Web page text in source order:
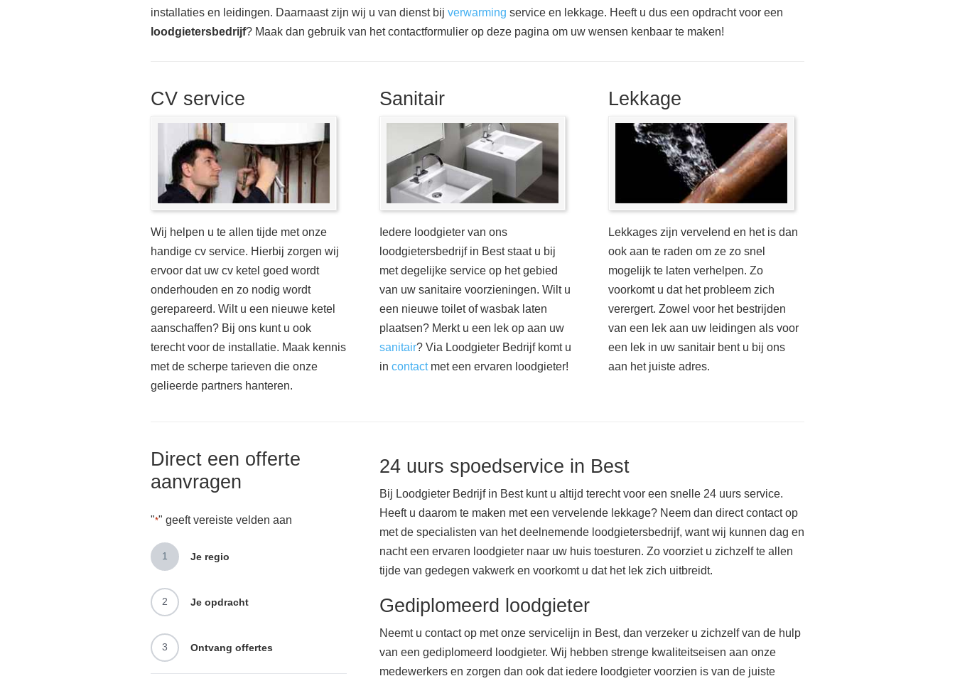
installaties en leidingen. Daarnaast zijn wij u van dienst bij verwarming service en lekkage. Heeft u dus een opdracht voor een
loodgietersbedrijf? Maak dan gebruik van het contactformulier op deze pagina om uw wensen kenbaar te maken!
CV service
Wij helpen u te allen tijde met onze
handige cv service. Hierbij zorgen wij
ervoor dat uw cv ketel goed wordt
onderhouden en zo nodig wordt
gerepareerd. Wilt u een nieuwe ketel
aanschaffen? Bij ons kunt u ook
terecht voor de installatie. Maak kennis
met de scherpe tarieven die onze
gelieerde partners hanteren.
Sanitair
Iedere loodgieter van ons
loodgietersbedrijf in Best staat u bij
met degelijke service op het gebied
van uw sanitaire voorzieningen. Wilt u
een nieuwe toilet of wasbak laten
plaatsen? Merkt u een lek op aan uw
sanitair? Via Loodgieter Bedrijf komt u
in contactmet een ervaren loodgieter!
Lekkage
Lekkages zijn vervelend en het is dan
ook aan te raden om ze zo snel
mogelijk te laten verhelpen. Zo
voorkomt u dat het probleem zich
verergert. Zowel voor het bestrijden
van een lek aan uw leidingen als voor
een lek in uw sanitair bent u bij ons
aan het juiste adres.
Direct een offerte
aanvragen
"*" geeft vereiste velden aan
1 Je regio
2 Je opdracht
3 Ontvang offertes
24 uurs spoedservice in Best
Bij Loodgieter Bedrijf in Best kunt u altijd terecht voor een snelle 24 uurs service.
Heeft u daarom te maken met een vervelende lekkage? Neem dan direct contact op
met de specialisten van het deelnemende loodgietersbedrijf, want wij kunnen dag en
nacht een ervaren loodgieter naar uw huis toesturen. Zo voorziet u zichzelf te allen
tijde van gedegen vakwerk en voorkomt u dat het lek zich uitbreidt.
Gediplomeerd loodgieter
Neemt u contact op met onze servicelijn in Best, dan verzeker u zichzelf van de hulp
van een gediplomeerd loodgieter. Wij hebben strenge kwaliteitseisen aan onze
medewerkers en zorgen dan ook dat iedere loodgieter voorzien is van de juiste